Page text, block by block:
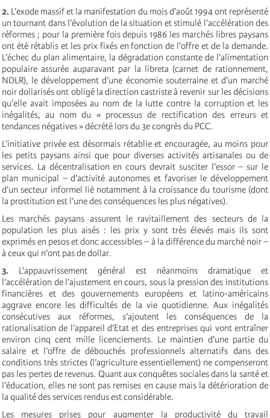
2. L’exode massif et la manifestation du mois d’août 1994 ont représenté
un tournant dans l’évolution de la situation et stimulé l’accélération des
réformes ; pour la première fois depuis 1986 les marchés libres paysans
ont été rétablis et les prix fixés en fonction de l’offre et de la demande.
L’échec du plan alimentaire, la dégradation constante de l’alimentation
populaire assurée auparavant par la libreta (carnet de rationnement,
NDLR), le développement d’une économie souterraine et d’un marché
noir dollarisés ont obligé la direction castriste à revenir sur les décisions
qu’elle avait imposées au nom de la lutte contre la corruption et les
inégalités, au nom du « processus de rectification des erreurs et
tendances négatives » décrété lors du 3e congrès du PCC.
L’initiative privée est désormais rétablie et encouragée, au moins pour
les petits paysans ainsi que pour diverses activités artisanales ou de
services. La décentralisation en cours devrait susciter l’essor – sur le
plan municipal – d’activité autonomes et favoriser le développement
d’un secteur informel lié notamment à la croissance du tourisme (dont
la prostitution est l’une des conséquences les plus négatives).
Les marchés paysans assurent le ravitaillement des secteurs de la
population les plus aisés : les prix y sont très élevés mais ils sont
exprimés en pesos et donc accessibles – à la différence du marché noir –
à ceux qui n’ont pas de dollar.
3. L’appauvrissement général est néanmoins dramatique et
l’accélération de l’ajustement en cours, sous la pression des institutions
financières et des gouvernements européens et latino-américains
aggrave encore les difficultés de la vie quotidienne. Aux inégalités
consécutives aux réformes, s’ajoutent les conséquences de la
rationalisation de l’appareil d’Etat et des entreprises qui vont entraîner
environ cinq cent mille licenciements. Le maintien d’une partie du
salaire et l’offre de débouchés professionnels alternatifs dans des
conditions très strictes (l’agriculture essentiellement) ne compenseront
pas les pertes de revenus. Quant aux conquêtes sociales dans la santé et
l’éducation, elles ne sont pas remises en cause mais la détérioration de
la qualité des services rendus est considérable.
Les mesures prises pour augmenter la productivité du travail